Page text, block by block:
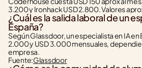
3.200 y Ironhack USD 2.800. Valores
¿Cuál es la salida laboral de un
España?
Según Glassdoor, un especialista en IA en
2.000 y USD 3.000 mensuales,
empresa.
Fuente:Glassdoor